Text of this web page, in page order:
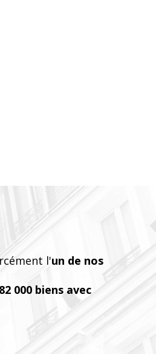
de télétravail.\nLa
par un rideau
Un double
facilement aménageable
extérieures.\n\n
l'un de nos
000 biens avec